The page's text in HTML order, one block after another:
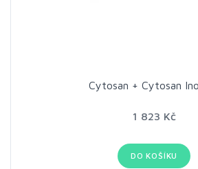
Cytosan + Cytosan
1 823 Kč
DO KOŠÍKU